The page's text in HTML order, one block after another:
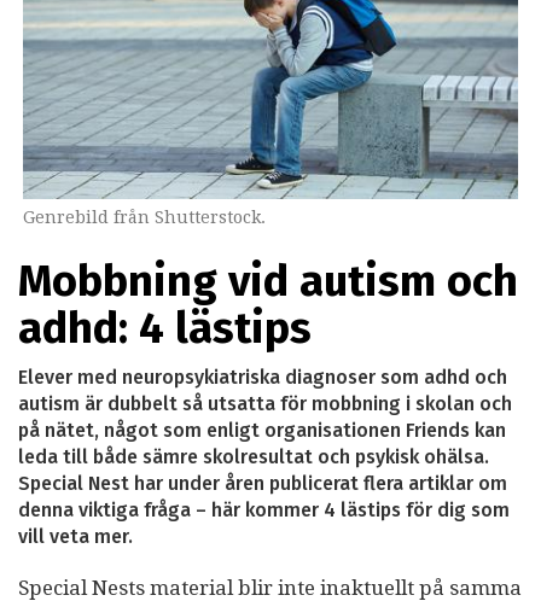
Genrebild från Shutterstock.
Mobbning vid autism och
adhd: 4 lästips
Elever med neuropsykiatriska diagnoser som adhd och
autism är dubbelt så utsatta för mobbning i skolan och
på nätet, något som enligt organisationen Friends kan
leda till både sämre skolresultat och psykisk ohälsa.
Special Nest har under åren publicerat flera artiklar om
denna viktiga fråga – här kommer 4 lästips för dig som
vill veta mer.
Special Nests material blir inte inaktuellt på samma